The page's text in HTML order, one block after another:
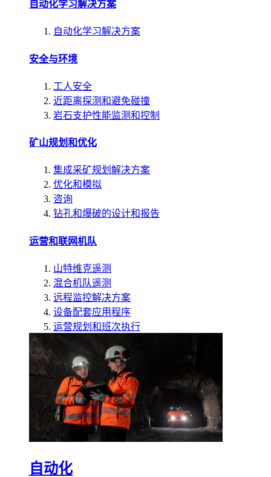
自动化学习解决方案
自动化学习解决方案
安全与环境
工人安全
近距离探测和避免碰撞
岩石支护性能监测和控制
矿山规划和优化
集成采矿规划解决方案
优化和模拟
咨询
钻孔和爆破的设计和报告
运营和联网机队
山特维克遥测
混合机队遥测
远程监控解决方案
设备配套应用程序
运营规划和班次执行
自动化